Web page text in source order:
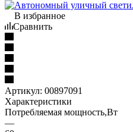
В избранное
Сравнить
Артикул: 00897091
Характеристики
Потребляемая мощность,Вт
—